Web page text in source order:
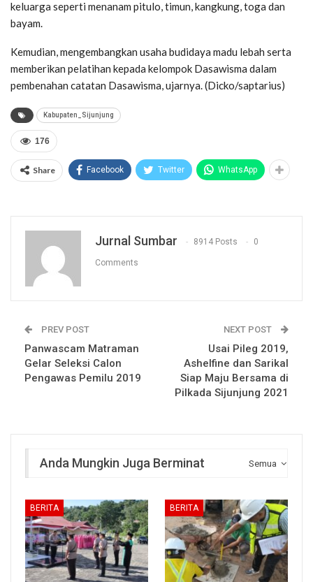
keluarga seperti menanam pitulo, timun, kangkung, toga dan
bayam.
Kemudian, mengembangkan usaha budidaya madu lebah serta
memberikan pelatihan kepada kelompok Dasawisma dalam
pembenahan catatan Dasawisma, ujarnya. (Dicko/saptarius)
Kabupaten_Sijunjung
176
Share Facebook Twitter WhatsApp
Jurnal Sumbar 8914 Posts 0
Comments
PREV POST
Panwascam Matraman
Gelar Seleksi Calon
Pengawas Pemilu 2019
NEXT POST
Usai Pileg 2019,
Ashelfine dan Sarikal
Siap Maju Bersama di
Pilkada Sijunjung 2021
Semua
Anda Mungkin Juga Berminat
BERITA BERITA